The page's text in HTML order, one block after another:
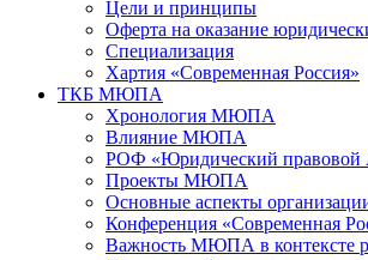
Цели и принципы
Оферта на оказание
Специализация
Хартия «Современная Россия»
ТКБ МЮПА
Хронология МЮПА
Влияние МЮПА
РОФ «Юридический правовой
Проекты МЮПА
Основные аспекты
Конференция «Современная
Важность МЮПА в контексте